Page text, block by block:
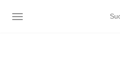
NAVIGATION UMSCHALTEN